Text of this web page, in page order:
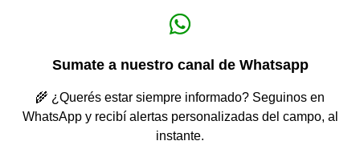
Sumate a nuestro canal de Whatsapp
🌾 ¿Querés estar siempre informado? Seguinos en
WhatsApp y recibí alertas personalizadas del campo, al
instante.